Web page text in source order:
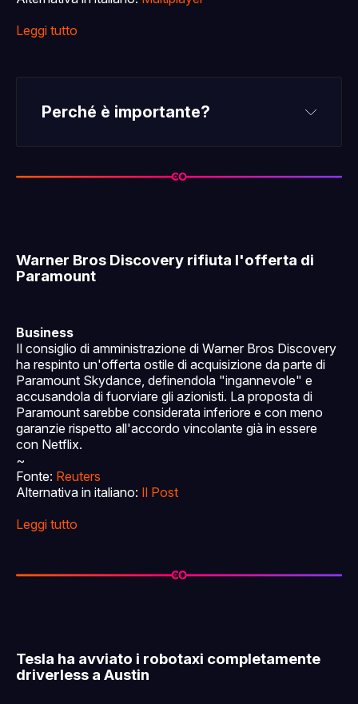
Leggi tutto
Perché è importante?
Warner Bros Discovery rifiuta l'offerta di
Paramount
Business
Il consiglio di amministrazione di Warner Bros Discovery
ha respinto un'offerta ostile di acquisizione da parte di
Paramount Skydance, definendola "ingannevole" e
accusandola di fuorviare gli azionisti. La proposta di
Paramount sarebbe considerata inferiore e con meno
garanzie rispetto all'accordo vincolante già in essere
con Netflix.
~
Fonte: Reuters
Alternativa in italiano: Il Post
Leggi tutto
Tesla ha avviato i robotaxi completamente
driverless a Austin